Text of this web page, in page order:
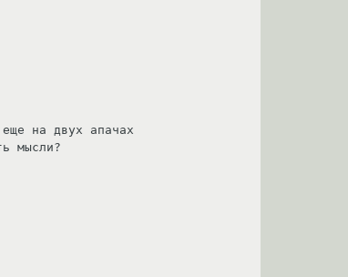
на двух апачах
мысли?